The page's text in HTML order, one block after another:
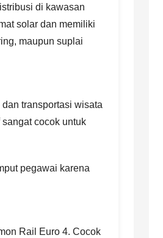
di kawasan
solar dan memiliki
maupun suplai
transportasi wisata
cocok untuk
pegawai karena
Rail Euro 4. Cocok